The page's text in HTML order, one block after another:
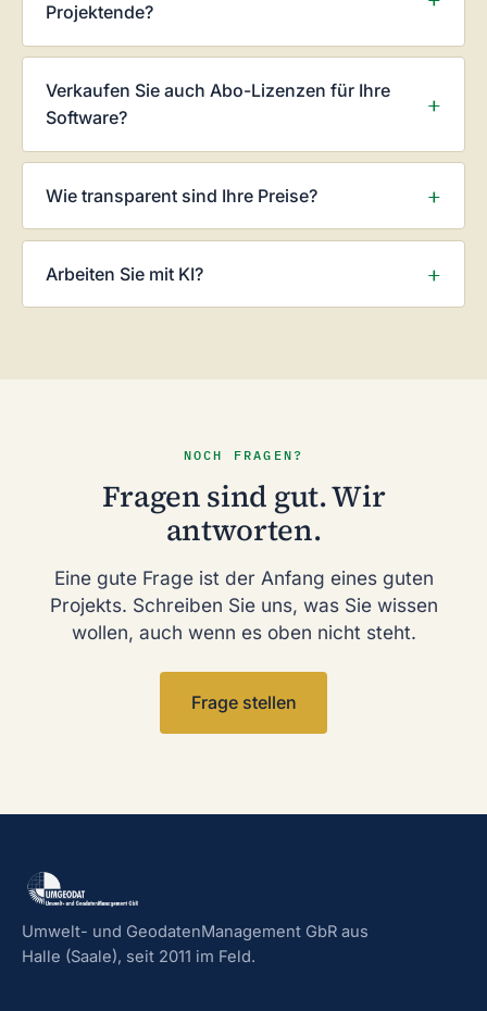
Projektende?
Verkaufen Sie auch Abo-Lizenzen für Ihre
Software?
Wie transparent sind Ihre Preise?
Arbeiten Sie mit KI?
NOCH FRAGEN?
Fragen sind gut. Wir
antworten.
Eine gute Frage ist der Anfang eines guten
Projekts. Schreiben Sie uns, was Sie wissen
wollen, auch wenn es oben nicht steht.
Frage stellen
Umwelt- und GeodatenManagement GbR aus
Halle (Saale), seit 2011 im Feld.